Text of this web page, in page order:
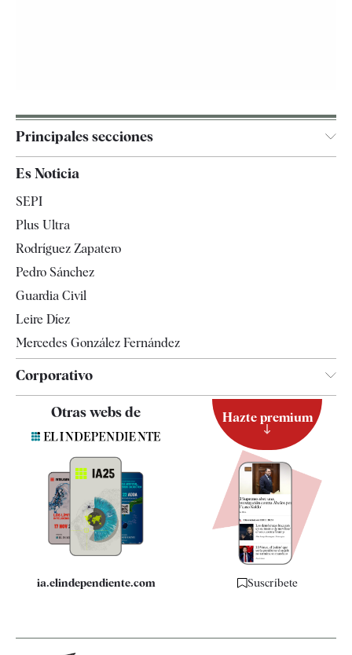
Principales secciones
España
Televisión
Es Noticia
SEPI
Plus Ultra
Rodríguez Zapatero
Pedro Sánchez
Guardia Civil
Leire Díez
Mercedes González Fernández
Corporativo
Contacto
Quiénes somos
Especificaciones
Otras webs de
ia.elindependiente.com
Hazte premium
Suscríbete